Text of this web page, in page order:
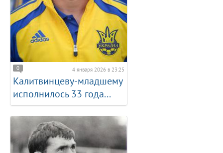
0 4 января 2026 в 23:25
Калитвинцеву-младшему
исполнилось 33 года...